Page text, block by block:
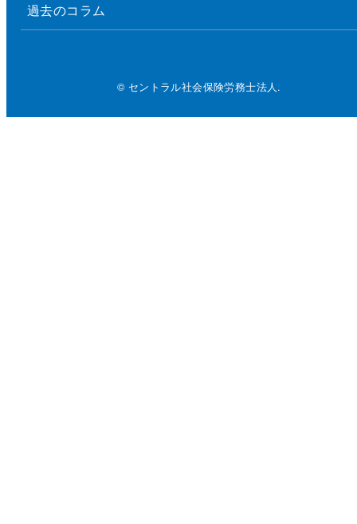
過去のコラム
© セントラル社会保険労務士法人.